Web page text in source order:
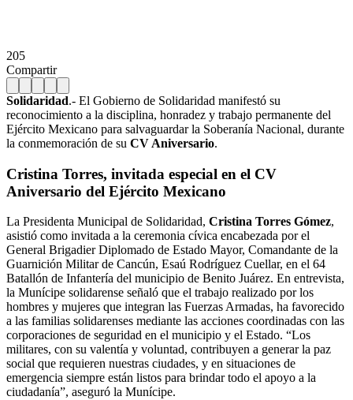
205
Compartir
Solidaridad.- El Gobierno de Solidaridad manifestó su
reconocimiento a la disciplina, honradez y trabajo permanente del
Ejército Mexicano para salvaguardar la Soberanía Nacional, durante
la conmemoración de su CV Aniversario.
Cristina Torres, invitada especial en el CV
Aniversario del Ejército Mexicano
La Presidenta Municipal de Solidaridad, Cristina Torres Gómez,
asistió como invitada a la ceremonia cívica encabezada por el
General Brigadier Diplomado de Estado Mayor, Comandante de la
Guarnición Militar de Cancún, Esaú Rodríguez Cuellar, en el 64
Batallón de Infantería del municipio de Benito Juárez. En entrevista,
la Munícipe solidarense señaló que el trabajo realizado por los
hombres y mujeres que integran las Fuerzas Armadas, ha favorecido
a las familias solidarenses mediante las acciones coordinadas con las
corporaciones de seguridad en el municipio y el Estado. “Los
militares, con su valentía y voluntad, contribuyen a generar la paz
social que requieren nuestras ciudades, y en situaciones de
emergencia siempre están listos para brindar todo el apoyo a la
ciudadanía”, aseguró la Munícipe.